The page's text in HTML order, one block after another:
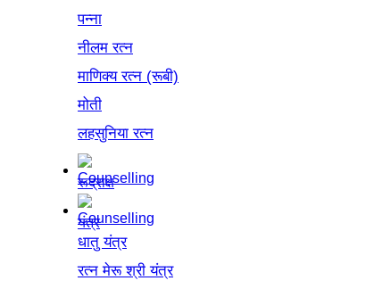
पन्ना
नीलम रत्न
माणिक्य रत्न (रूबी)
मोती
लहसुनिया रत्न
रूद्राक्ष
यंत्र
धातु यंत्र
रत्न मेरू श्री यंत्र